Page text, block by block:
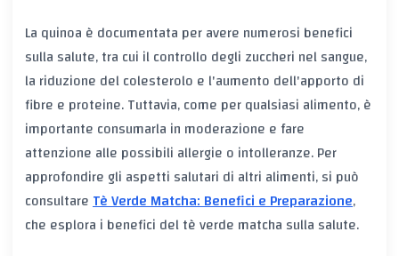
La quinoa è documentata per avere numerosi benefici
sulla salute, tra cui il controllo degli zuccheri nel sangue,
la riduzione del colesterolo e l'aumento dell'apporto di
fibre e proteine. Tuttavia, come per qualsiasi alimento, è
importante consumarla in moderazione e fare
attenzione alle possibili allergie o intolleranze. Per
approfondire gli aspetti salutari di altri alimenti, si può
consultareTè Verde Matcha: Benefici e Preparazione,
che esplora i benefici del tè verde matcha sulla salute.